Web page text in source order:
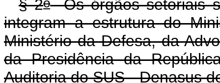
§ 2 Os órgãos setoriais
integram a estrutura do
Ministério da Defesa, da
da Presidência da
Auditoria do SUS -